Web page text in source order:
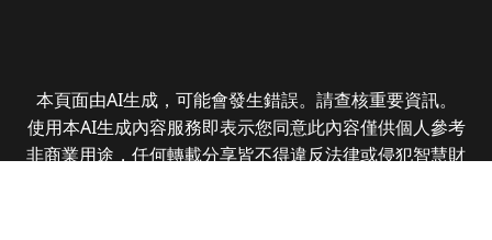
本頁面由AI生成，可能會發生錯誤。請查核重要資訊。
使用本AI生成內容服務即表示您同意此內容僅供個人參考
非商業用途，任何轉載分享皆不得違反法律或侵犯智慧財